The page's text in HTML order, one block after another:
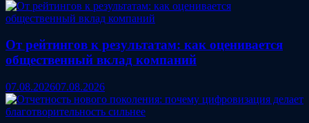
От рейтингов к результатам: как оценивается
общественный вклад компаний
07.08.202607.08.2026